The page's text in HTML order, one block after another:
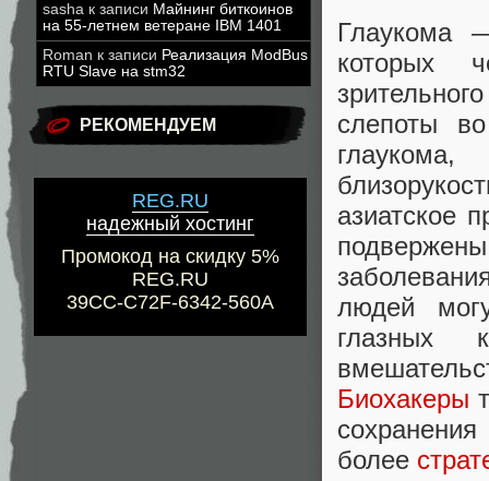
sasha к записи Майнинг биткоинов
на 55-летнем ветеране IBM 1401
Roman к записи Реализация ModBus
RTU Slave на stm32
РЕКОМЕНДУЕМ
REG.RU
надежный хостинг
Промокод на скидку 5%
REG.RU
39CC-C72F-6342-560A
Глаукома
которых
слепоты
азиатское
людей
глазных
Биохакеры
более